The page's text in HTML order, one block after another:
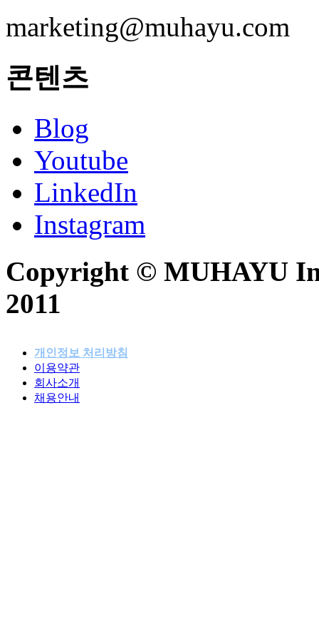
marketing@muhayu.com
콘텐츠
Blog
Youtube
LinkedIn
Instagram
Copyright © MUHAYU
2011
개인정보 처리방침
이용약관
회사소개
채용안내